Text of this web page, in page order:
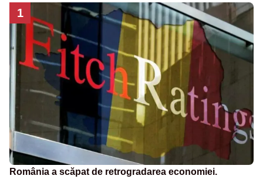
1
România a scăpat de retrogradarea economiei.